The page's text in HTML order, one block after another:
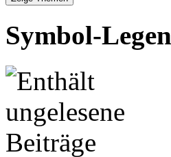
Symbol-